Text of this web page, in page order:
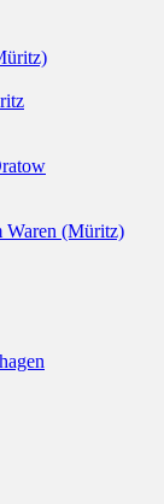
Waren (Müritz)